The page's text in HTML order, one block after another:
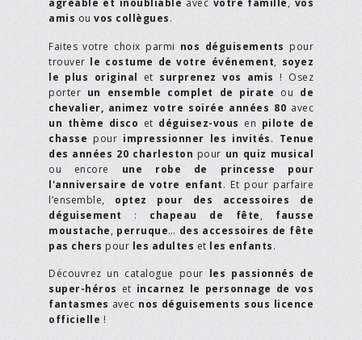
agréable et inoubliable avec votre famille, vos
amis ou vos collègues.
Faites votre choix parmi nos déguisements pour
trouver le costume de votre événement, soyez
le plus original et surprenez vos amis ! Osez
porter un ensemble complet de pirate ou de
chevalier, animez votre soirée années 80 avec
un thème disco et déguisez-vous en pilote de
chasse pour impressionner les invités. Tenue
des années 20 charleston pour un quiz musical
ou encore une robe de princesse pour
l'anniversaire de votre enfant. Et pour parfaire
l’ensemble, optez pour des accessoires de
déguisement : chapeau de fête, fausse
moustache, perruque… des accessoires de fête
pas chers pour les adultes et les enfants.
Découvrez un catalogue pour les passionnés de
super-héros et incarnez le personnage de vos
fantasmes avec nos déguisements sous licence
officielle !